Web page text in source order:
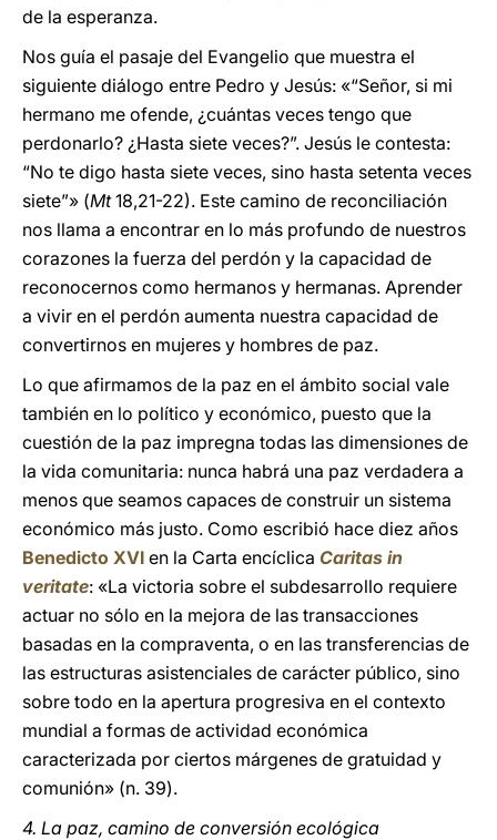
de la esperanza.
Nos guía el pasaje del Evangelio que muestra el
siguiente diálogo entre Pedro y Jesús: «“Señor, si mi
hermano me ofende, ¿cuántas veces tengo que
perdonarlo? ¿Hasta siete veces?”. Jesús le contesta:
“No te digo hasta siete veces, sino hasta setenta veces
siete”» (Mt18,21-22). Este camino de reconciliación
nos llama a encontrar en lo más profundo de nuestros
corazones la fuerza del perdón y la capacidad de
reconocernos como hermanos y hermanas. Aprender
a vivir en el perdón aumenta nuestra capacidad de
convertirnos en mujeres y hombres de paz.
Lo que afirmamos de la paz en el ámbito social vale
también en lo político y económico, puesto que la
cuestión de la paz impregna todas las dimensiones de
la vida comunitaria: nunca habrá una paz verdadera a
menos que seamos capaces de construir un sistema
económico más justo. Como escribió hace diez años
Benedicto XVI en la Carta encíclica Caritas in
veritate: «La victoria sobre el subdesarrollo requiere
actuar no sólo en la mejora de las transacciones
basadas en la compraventa, o en las transferencias de
las estructuras asistenciales de carácter público, sino
sobre todo en la apertura progresiva en el contexto
mundial a formas de actividad económica
caracterizada por ciertos márgenes de gratuidad y
comunión» (n. 39).
4. La paz, camino de conversión ecológica